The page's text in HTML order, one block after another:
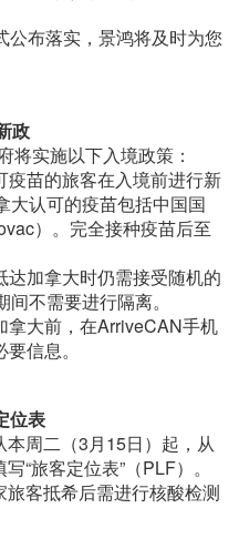
布落实，景鸿将及时为您
政
将实施以下入境政策：
疫苗的旅客在入境前进行新
大认可的疫苗包括中国国
）。完全接种疫苗后至
加拿大时仍需接受随机的
不需要进行隔离。
拿大前，在ArriveCAN手机
信息。
位表
周二（3月15日）起，从
“旅客定位表”（PLF）。
客抵希后需进行核酸检测